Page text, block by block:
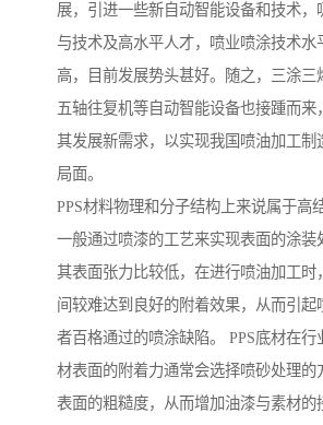
展，引进一些新自动智能设备和技术，
与技术及高水平人才，喷业喷涂技术水
高，目前发展势头甚好。随之，三涂三
五轴往复机等自动智能设备也接踵而来
其发展新需求，以实现我国喷油加工制
局面。
PPS材料物理和分子结构上来说属于高
一般通过喷漆的工艺来实现表面的涂装
其表面张力比较低，在进行喷油加工时
间较难达到良好的附着效果，从而引起
者百格通过的喷涂缺陷。 PPS底材在行
材表面的附着力通常会选择喷砂处理的
表面的粗糙度，从而增加油漆与素材的